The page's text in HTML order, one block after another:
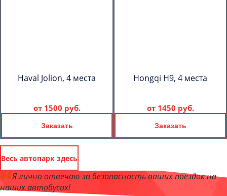
Haval Jolion, 4 места
от 1500 руб.
Заказать
Hongqi H9, 4 места
от 1450 руб.
Заказать
Весь автопарк здесь
Я лично отвечаю за безопасность ваших поездок на
наших автобусах!